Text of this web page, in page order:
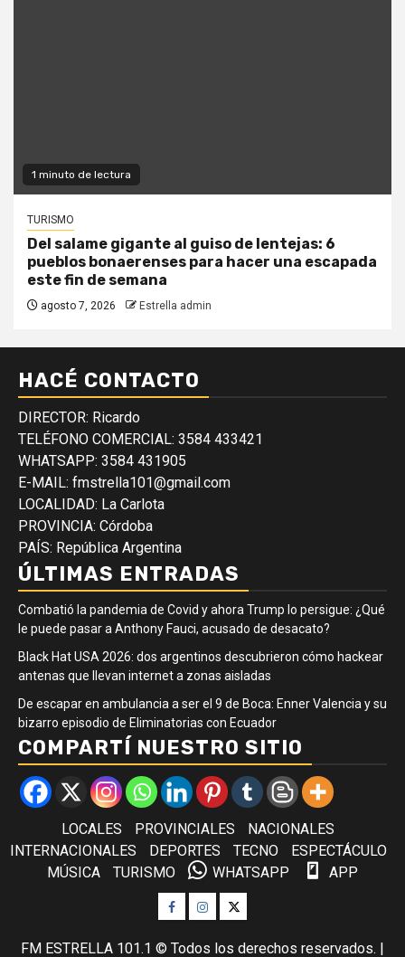
1 minuto de lectura
TURISMO
Del salame gigante al guiso de lentejas: 6
pueblos bonaerenses para hacer una escapada
este fin de semana
agosto 7, 2026 Estrella admin
HACÉ CONTACTO
DIRECTOR: Ricardo
TELÉFONO COMERCIAL: 3584 433421
WHATSAPP: 3584 431905
E-MAIL: fmstrella101@gmail.com
LOCALIDAD: La Carlota
PROVINCIA: Córdoba
PAÍS: República Argentina
ÚLTIMAS ENTRADAS
Combatió la pandemia de Covid y ahora Trump lo persigue: ¿Qué
le puede pasar a Anthony Fauci, acusado de desacato?
Black Hat USA 2026: dos argentinos descubrieron cómo hackear
antenas que llevan internet a zonas aisladas
De escapar en ambulancia a ser el 9 de Boca: Enner Valencia y su
bizarro episodio de Eliminatorias con Ecuador
COMPARTÍ NUESTRO SITIO
LOCALES PROVINCIALES
NACIONALES
INTERNACIONALES
DEPORTES TECNO
ESPECTÁCULO
MÚSICA
TURISMO WHATSAPP APP
Facebook
Instagram
Twitter
FM ESTRELLA 101.1 © Todos los derechos reservados. |